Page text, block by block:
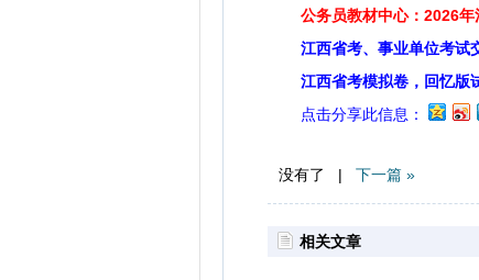
公务员教材中心：2026
江西省考、事业单位考试
江西省考模拟卷，回忆版
点击分享此信息：
没有了 | 下一篇 »
相关文章